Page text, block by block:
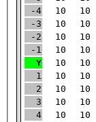
-4
10 10
-3
10 10
-2
10 10
-1
10 10
Y
10 10
1
10 10
2
10 10
3
10 10
4
10 10